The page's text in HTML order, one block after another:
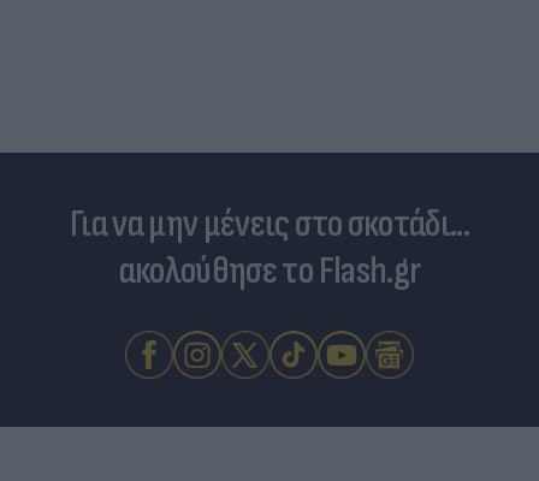
Για να μην μένεις στο σκοτάδι...
ακολούθησε το Flash.gr